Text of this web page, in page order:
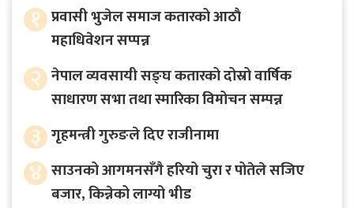
१ प्रवासी भुजेल समाज कतारको आठाै
महाधिवेशन सप्पन्न
२ नेपाल व्यवसायी सङ्घ कतारको दोस्रो वार्षिक
साधारण सभा तथा स्मारिका विमोचन सम्पन्न
३ गृहमन्त्री गुरुङले दिए राजीनामा
४ साउनको आगमनसँगै हरियो चुरा र पोतेले सजिए
बजार, किन्नेको लाग्यो भीड